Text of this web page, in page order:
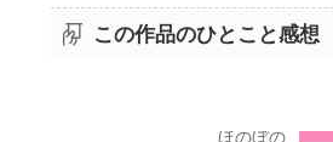
この作品のひとこと感想